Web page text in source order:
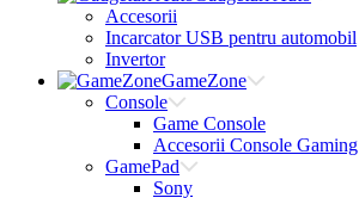
Accesorii
Incarcator USB pentru automobil
Invertor
GameZone
Console
Game Console
Accesorii Console Gaming
GamePad
Sony